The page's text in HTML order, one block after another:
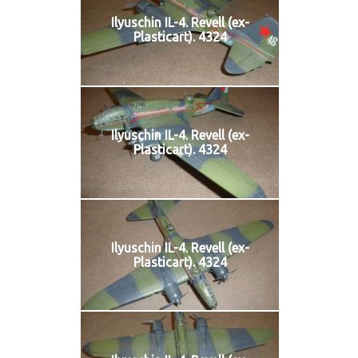
Ilyuschin IL-4. Revell (ex-
Plasticart). 4324
Ilyuschin IL-4. Revell (ex-
Plasticart). 4324
Ilyuschin IL-4. Revell (ex-
Plasticart). 4324